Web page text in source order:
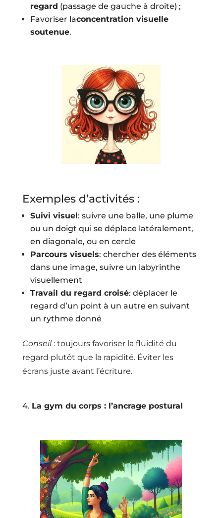
regard (passage de gauche à droite) ;
Favoriser laconcentration visuelle
soutenue.
Exemples d’activités :
Suivi visuel: suivre une balle, une plume
ou un doigt qui se déplace latéralement,
en diagonale, ou en cercle
Parcours visuels: chercher des éléments
dans une image, suivre un labyrinthe
visuellement
Travail du regard croisé: déplacer le
regard d’un point à un autre en suivant
un rythme donné
Conseil : toujours favoriser la fluidité du
regard plutôt que la rapidité. Éviter les
écrans juste avant l’écriture.
4. La gym du corps : l’ancrage postural